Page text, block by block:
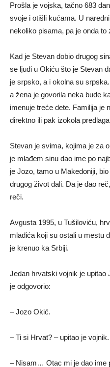
Prošla je vojska, tačno 683
svoje i otišli kućama. U
nekoliko pisama, pa je onda to
Kad je Stevan dobio drugog
se ljudi u Okiću što je Stevan
je srpsko, a i okolna su
a žena je govorila neka bude
imenuje treće dete. Familija je
direktno ili pak izokola
Stevan je svima, kojima je za
je mlađem sinu dao ime po
je Jozo, tamo u Makedoniji,
drugog život dali. Da je dao
reči.
Avgusta 1995, u Tušiloviću,
mladića koji su ostali u mestu
je krenuo ka Srbiji.
Jedan hrvatski vojnik je
je odgovorio:
– Jozo Okić.
– Ti si Hrvat? – upitao je vojnik.
– Nisam… Otac mi je dao ime